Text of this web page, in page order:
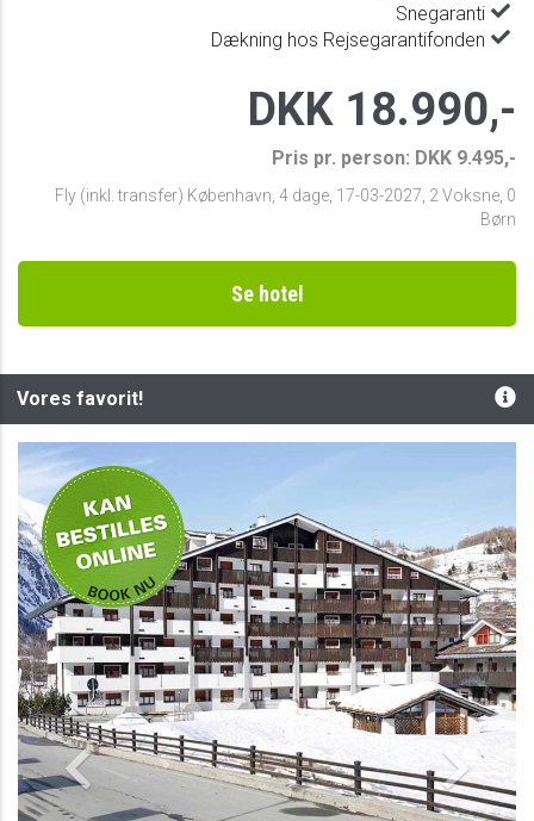
DKK 18.990,-
Pris pr. person: DKK 9.495,-
Fly (inkl. transfer) København 4 dage 17-03-2027 2 Voksne, 0
Børn
Snegaranti
Dækning hos Rejsegarantifonden
Se hotel
Vores favorit!
-